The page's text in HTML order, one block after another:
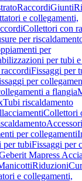
RaccordiGiunti
e collegamenti,
Collettori con
per
per
per tubi
Fissaggi per
per
a flangia
Tubi riscaldamento
Collettori
Accessori
per collegamenti
per tubiFissaggi per
Mapress
Riduzioni
e collegamenti,